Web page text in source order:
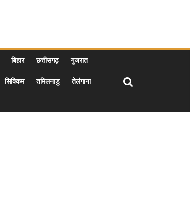
बिहार छत्तीसगढ़ गुजरात
सिक्किम तमिलनाडु तेलंगाना